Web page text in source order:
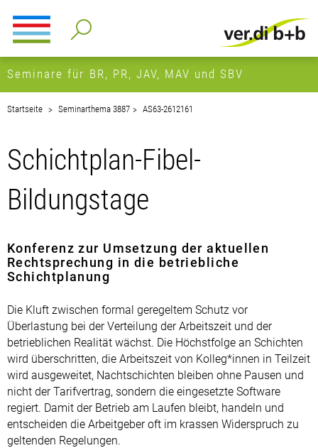
Seminare für BR, PR, JAV, MAV und SBV
Startseite Seminarthema 3887 AS63-2612161
Schichtplan-Fibel-
Bildungstage
Konferenz zur Umsetzung der aktuellen
Rechtsprechung in die betriebliche
Schichtplanung
Die Kluft zwischen formal geregeltem Schutz vor
Überlastung bei der Verteilung der Arbeitszeit und der
betrieblichen Realität wächst. Die Höchstfolge an Schichten
wird überschritten, die Arbeitszeit von Kolleg*innen in Teilzeit
wird ausgeweitet, Nachtschichten bleiben ohne Pausen und
nicht der Tarifvertrag, sondern die eingesetzte Software
regiert. Damit der Betrieb am Laufen bleibt, handeln und
entscheiden die Arbeitgeber oft im krassen Widerspruch zu
geltenden Regelungen.